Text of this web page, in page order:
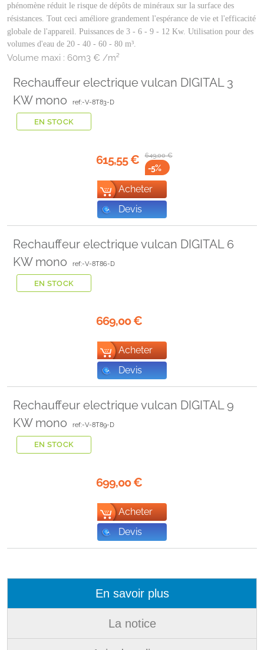
phénomène réduit le risque de dépôts de minéraux sur la surface des
résistances. Tout ceci améliore grandement l'espérance de vie et l'efficacité
globale de l'appareil. Puissances de 3 - 6 - 9 - 12 Kw. Utilisation pour des
volumes d'eau de 20 - 40 - 60 - 80 m³.
Volume maxi : 60m3 € /m²
Rechauffeur electrique vulcan DIGITAL 3
KW mono
ref:-V-8T83-D
EN STOCK
615,55€ 649,00€
-5%
Acheter
Devis
Rechauffeur electrique vulcan DIGITAL 6
KW mono
ref:-V-8T86-D
EN STOCK
669,00€
Acheter
Devis
Rechauffeur electrique vulcan DIGITAL 9
KW mono
ref:-V-8T89-D
EN STOCK
699,00€
Acheter
Devis
En savoir plus
La notice